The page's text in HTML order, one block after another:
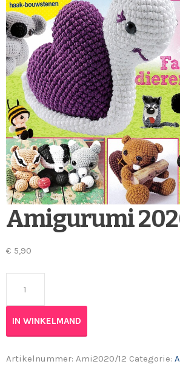
Amigurumi
€ 5,90
IN WINKELMAND
Artikelnummer: Ami2020/12 Categorie: